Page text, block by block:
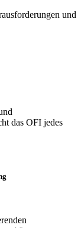
und
das OFI jedes